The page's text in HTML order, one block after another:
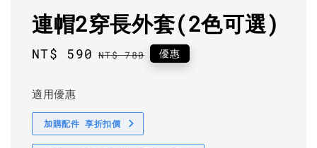
連帽2穿長外套(2色可選)
Sale
NT$ 590 Regular
NT$ 780 優惠
適用優惠
加購配件 享折扣價